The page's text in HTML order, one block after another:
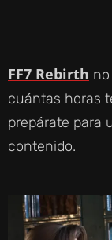
FF7 Rebirth
cuántas horas
prepárate para
contenido.